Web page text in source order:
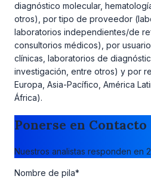
diagnóstico molecular,
otros), por tipo de proveedor
laboratorios independientes/de
consultorios médicos), por
clínicas, laboratorios de
investigación, entre otros) y por
Europa, Asia-Pacífico, América
África).
Ponerse en Contacto
Nuestros analistas responden en
Nombre de pila*